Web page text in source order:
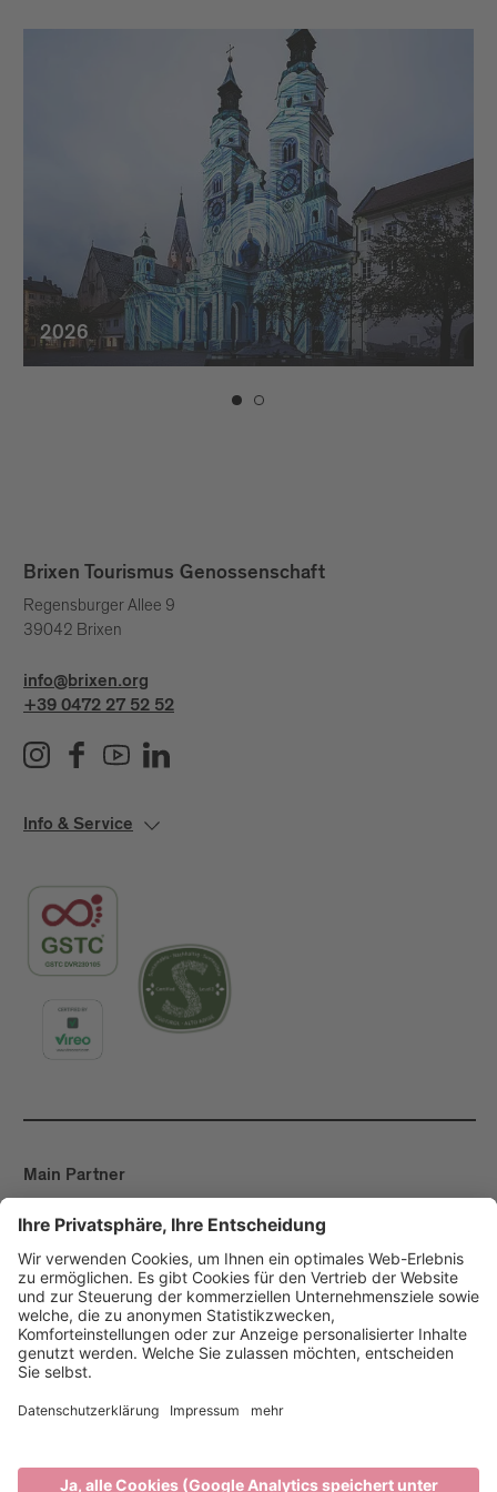
2026
Brixen Tourismus Genossenschaft
Regensburger Allee 9
39042 Brixen
info@brixen.org
+39 0472 27 52 52
Info & Service
Main Partner
Event Partner